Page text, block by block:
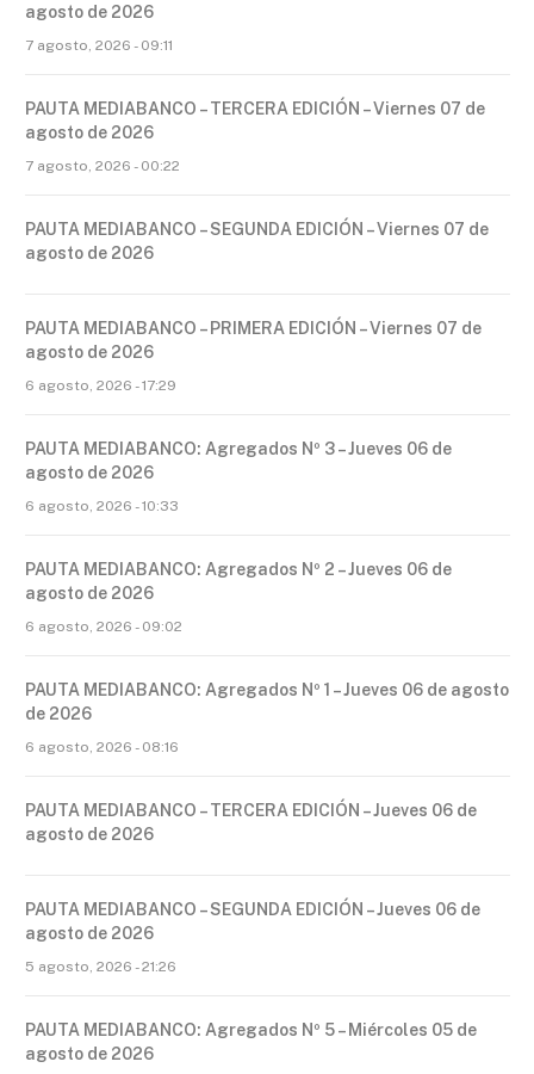
agosto de 2026
7 agosto, 2026 - 09:11
PAUTA MEDIABANCO – TERCERA EDICIÓN – Viernes 07 de
agosto de 2026
7 agosto, 2026 - 00:22
PAUTA MEDIABANCO – SEGUNDA EDICIÓN – Viernes 07 de
agosto de 2026
PAUTA MEDIABANCO – PRIMERA EDICIÓN – Viernes 07 de
agosto de 2026
6 agosto, 2026 - 17:29
PAUTA MEDIABANCO: Agregados Nº 3 – Jueves 06 de
agosto de 2026
6 agosto, 2026 - 10:33
PAUTA MEDIABANCO: Agregados Nº 2 – Jueves 06 de
agosto de 2026
6 agosto, 2026 - 09:02
PAUTA MEDIABANCO: Agregados Nº 1 – Jueves 06 de agosto
de 2026
6 agosto, 2026 - 08:16
PAUTA MEDIABANCO – TERCERA EDICIÓN – Jueves 06 de
agosto de 2026
PAUTA MEDIABANCO – SEGUNDA EDICIÓN – Jueves 06 de
agosto de 2026
5 agosto, 2026 - 21:26
PAUTA MEDIABANCO: Agregados Nº 5 – Miércoles 05 de
agosto de 2026